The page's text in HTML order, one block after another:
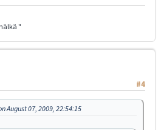
"
#4
August 07, 2009, 22:54:15